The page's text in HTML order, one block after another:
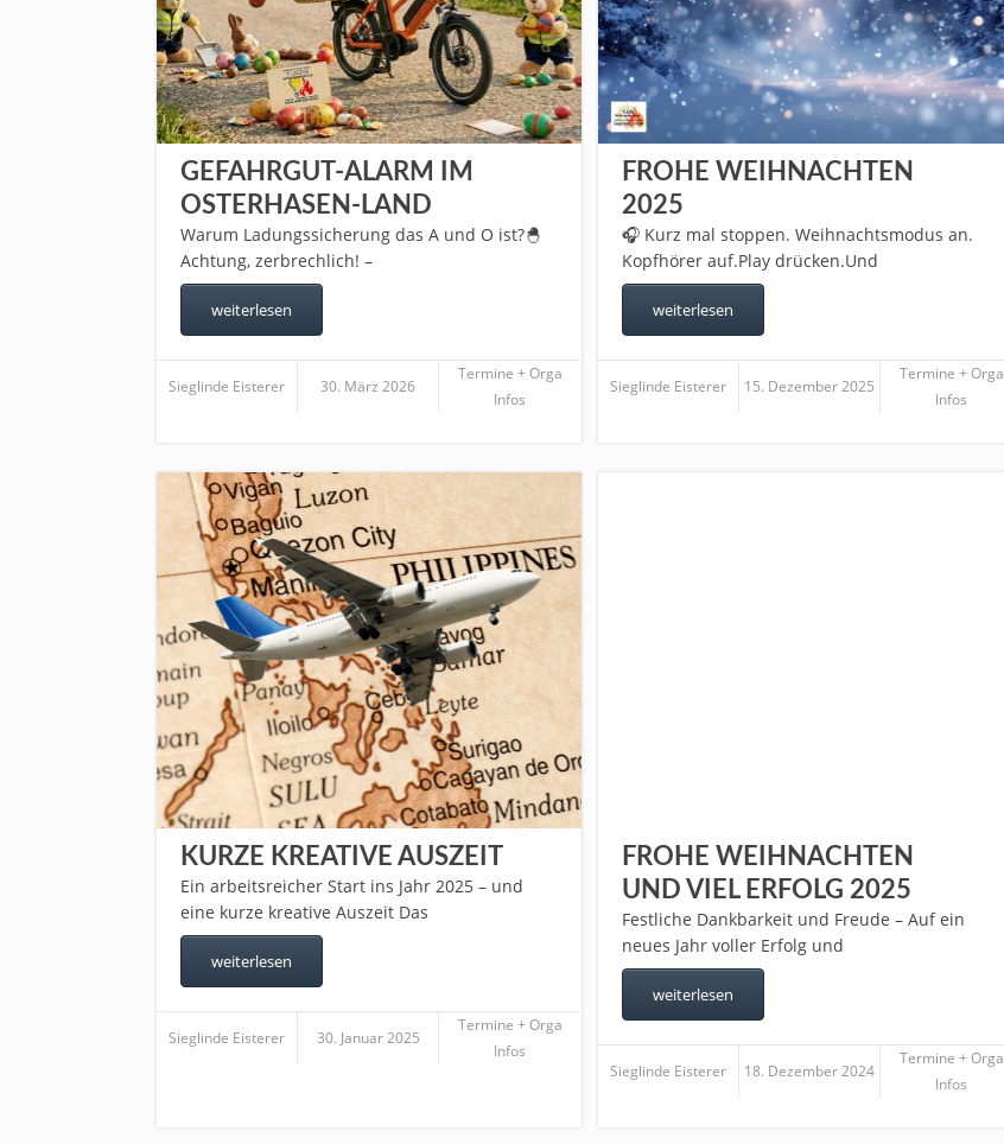
GEFAHRGUT-ALARM IM
OSTERHASEN-LAND
Warum Ladungssicherung das A und O ist?🐣
Achtung, zerbrechlich! –
weiterlesen
Sieglinde Eisterer 30. März 2026
Termine + Orga
Infos
FROHE WEIHNACHTEN
2025
🎧 Kurz mal stoppen. Weihnachtsmodus an.
Kopfhörer auf.Play drücken.Und
weiterlesen
Sieglinde Eisterer 15. Dezember 2025
Termine + Orga
Infos
KURZE KREATIVE AUSZEIT
Ein arbeitsreicher Start ins Jahr 2025 – und
eine kurze kreative Auszeit Das
weiterlesen
Sieglinde Eisterer 30. Januar 2025
Termine + Orga
Infos
FROHE WEIHNACHTEN
UND VIEL ERFOLG 2025
Festliche Dankbarkeit und Freude – Auf ein
neues Jahr voller Erfolg und
weiterlesen
Sieglinde Eisterer 18. Dezember 2024
Termine + Orga
Infos